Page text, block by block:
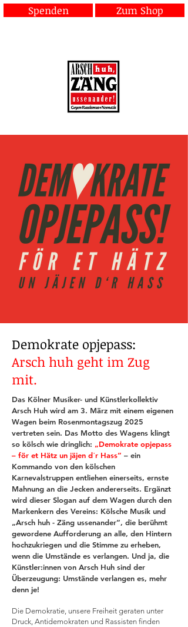
Spenden Zum Shop
Demokrate opjepass:
Arsch huh geht im Zug
mit.
Das Kölner Musiker- und Künstlerkollektiv
Arsch Huh wird am 3. März mit einem eigenen
Wagen beim Rosenmontagszug 2025
vertreten sein. Das Motto des Wagens klingt
so kölsch wie dringlich: „Demokrate opjepass
– för et Hätz un jäjen dˈr Hass“ – ein
Kommando von den kölschen
Karnevalstruppen entliehen einerseits, ernste
Mahnung an die Jecken andererseits. Ergänzt
wird dieser Slogan auf dem Wagen durch den
Markenkern des Vereins: Kölsche Musik und
„Arsch huh - Zäng ussenander“, die berühmt
gewordene Aufforderung an alle, den Hintern
hochzukriegen und die Stimme zu erheben,
wenn die Umstände es verlangen. Und ja, die
Künstler:innen von Arsch Huh sind der
Überzeugung: Umstände verlangen es, mehr
denn je!
Die Demokratie, unsere Freiheit geraten unter
Druck, Antidemokraten und Rassisten finden